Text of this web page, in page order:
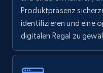
more.
5.6K+ 874+
Produktpräsenz
identifizieren und eine
digitalen Regal zu